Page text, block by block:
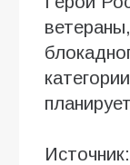
Источник: